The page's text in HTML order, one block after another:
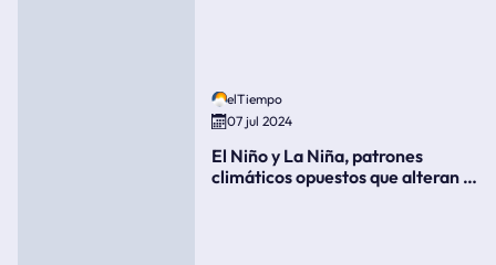
elTiempo
07 jul 2024
El Niño y La Niña, patrones
climáticos opuestos que alteran la